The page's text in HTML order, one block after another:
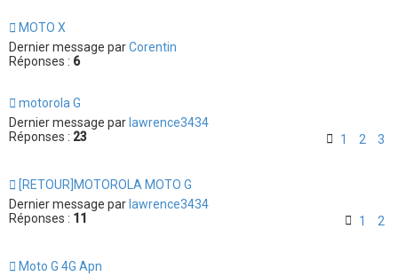
MOTO X
Dernier message parCorentin
Réponses : 6
motorola G
Dernier message parlawrence3434
Réponses : 23 1 2 3
[RETOUR]MOTOROLA MOTO G
Dernier message par lawrence3434
Réponses : 11 1 2
Moto G 4G Apn